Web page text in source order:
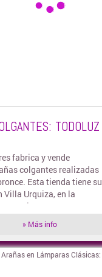
TODOLUZ
fabrica y vende
colgantes realizadas
Esta tienda tiene su
Villa Urquiza, en la
Aires.
» Más info
» Visitar tienda